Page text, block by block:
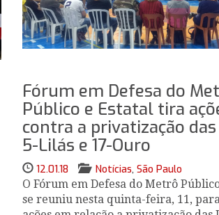
Fórum em Defesa do
Público e Estatal tira
contra a privatização
5-Lilás e 17-Ouro
12.01.18 Notícias, São Paulo
O Fórum em Defesa do Metrô
se reuniu nesta quinta-feira, 11,